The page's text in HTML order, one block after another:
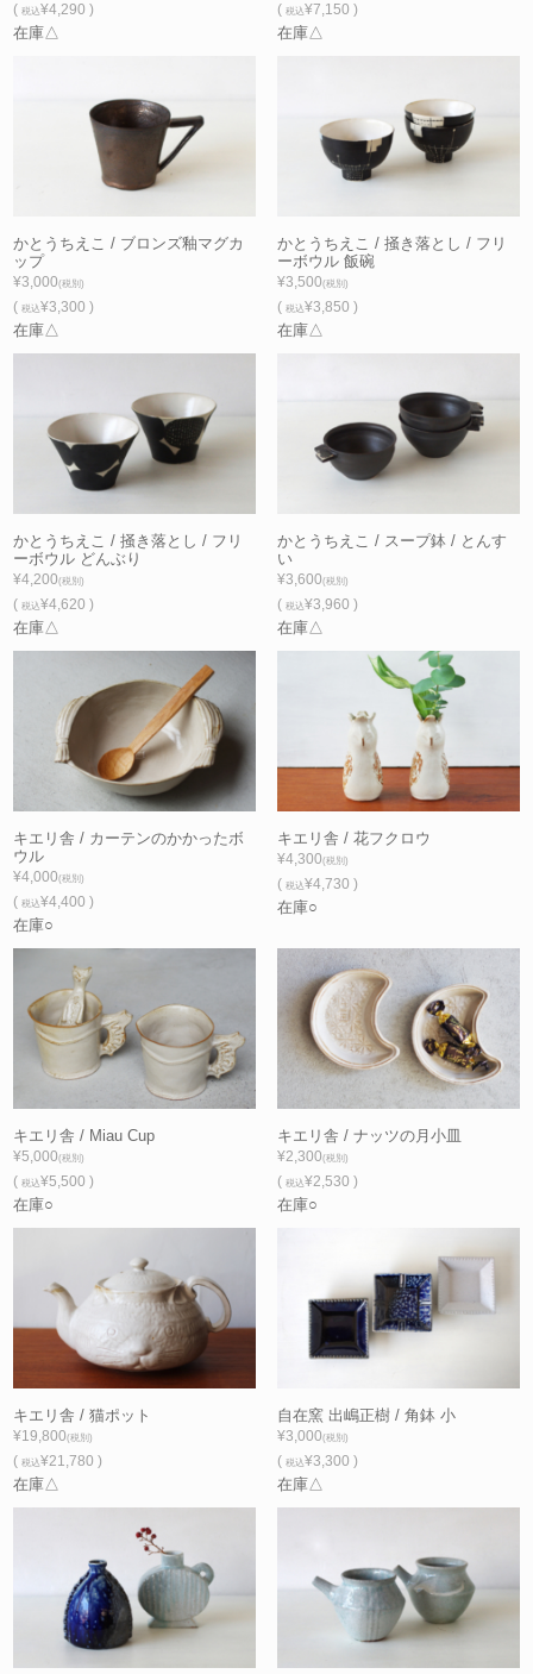
(税込¥4,290 )
在庫△
( 税込¥7,150 )
在庫△
かとうちえこ / ブロンズ釉マグカ
ップ
¥3,000(税別)
(税込¥3,300 )
在庫△
かとうちえこ / 掻き落とし / フリ
ーボウル 飯碗
¥3,500(税別)
( 税込¥3,850 )
在庫△
かとうちえこ / 掻き落とし / フリ
ーボウル どんぶり
¥4,200(税別)
(税込¥4,620 )
在庫△
かとうちえこ / スープ鉢 / とんす
い
¥3,600(税別)
( 税込¥3,960 )
在庫△
キエリ舎 / カーテンのかかったボ
ウル
¥4,000(税別)
(税込¥4,400 )
在庫○
キエリ舎 / 花フクロウ
¥4,300(税別)
( 税込¥4,730 )
在庫○
キエリ舎 / Miau Cup
¥5,000(税別)
(税込¥5,500 )
在庫○
キエリ舎 / ナッツの月小皿
¥2,300(税別)
( 税込¥2,530 )
在庫○
キエリ舎 / 猫ポット
¥19,800(税別)
(税込¥21,780 )
在庫△
自在窯 出嶋正樹 / 角鉢 小
¥3,000(税別)
( 税込¥3,300 )
在庫△